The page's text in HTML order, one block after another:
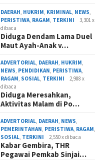
DAERAH HUKRIM KRIMINAL NEWS
PERISTIWA RAGAM TERKINI
3,301 x
dibaca
Diduga Dendam Lama Duel
Maut Ayah-Anak v…
ADVERTORIAL DAERAH HUKRIM
NEWS PENDIDIKAN PERISTIWA
RAGAM SOSIAL TERKINI
2,988 x
dibaca
Diduga Meresahkan,
Aktivitas Malam di Po…
ADVERTORIAL DAERAH NEWS
PEMERINTAHAN PERISTIWA RAGAM
SOSIAL TERKINI 2,550 x dibaca
Kabar Gembira, THR
Pegawai Pemkab Sinjai…